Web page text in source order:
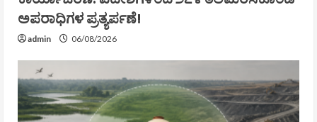
ಅಪರಾಧಿಗಳ ಪ್ರತ್ಯರ್ಪಣೆ!
admin 06/08/2026